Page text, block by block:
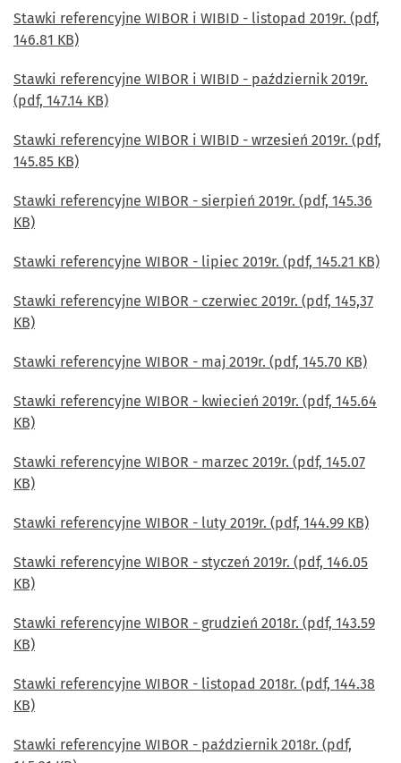
Stawki referencyjne WIBOR i WIBID - listopad 2019r. (pdf,
146.81 KB)
Stawki referencyjne WIBOR i WIBID - październik 2019r.
(pdf, 147.14 KB)
Stawki referencyjne WIBOR i WIBID - wrzesień 2019r. (pdf,
145.85 KB)
Stawki referencyjne WIBOR - sierpień 2019r. (pdf, 145.36
KB)
Stawki referencyjne WIBOR - lipiec 2019r. (pdf, 145.21 KB)
Stawki referencyjne WIBOR - czerwiec 2019r. (pdf, 145,37
KB)
Stawki referencyjne WIBOR - maj 2019r. (pdf, 145.70 KB)
Stawki referencyjne WIBOR - kwiecień 2019r. (pdf, 145.64
KB)
Stawki referencyjne WIBOR - marzec 2019r. (pdf, 145.07
KB)
Stawki referencyjne WIBOR - luty 2019r. (pdf, 144.99 KB)
Stawki referencyjne WIBOR - styczeń 2019r. (pdf, 146.05
KB)
Stawki referencyjne WIBOR - grudzień 2018r. (pdf, 143.59
KB)
Stawki referencyjne WIBOR - listopad 2018r. (pdf, 144.38
KB)
Stawki referencyjne WIBOR - październik 2018r. (pdf,